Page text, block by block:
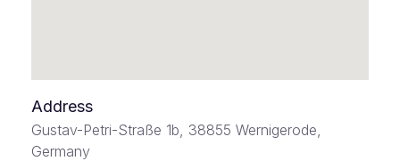
Address
Gustav-Petri-Straße 1b, 38855 Wernigerode,
Germany